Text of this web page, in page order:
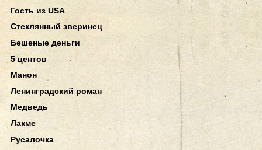
Гость из USA
Стеклянный зверинец
Бешеные деньги
5 центов
Манон
Ленинградский роман
Медведь
Лакме
Русалочка